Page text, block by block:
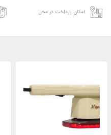
امکان پرداخت در محل